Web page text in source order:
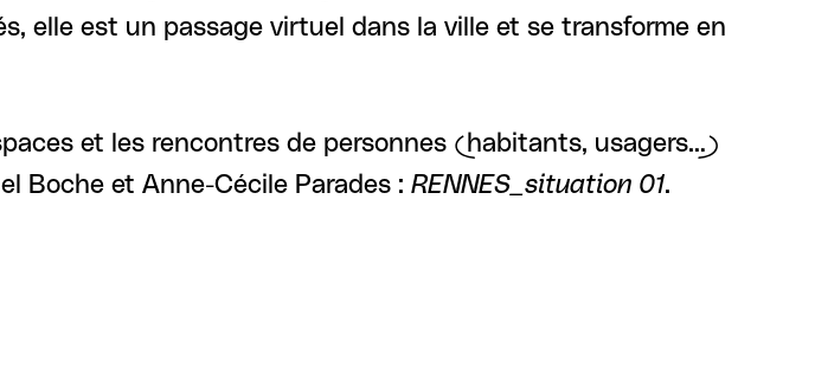
elle est un passage virtuel dans la ville et se transforme en
et les rencontres de personnes (habitants, usagers…)
Boche et Anne-Cécile Parades : RENNES_situation 01.